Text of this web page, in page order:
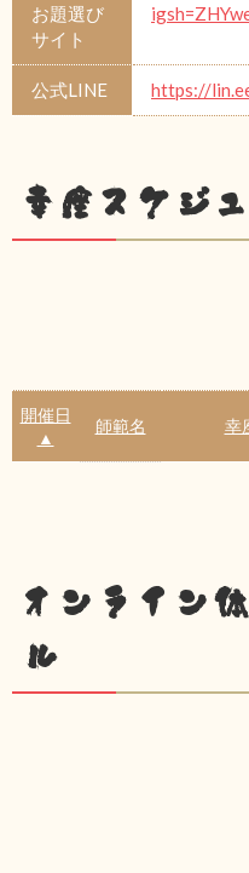
お題選び
サイト
公式LINE https://
幸座スケジ
開催日
▲
師範名 幸
オンライン
ル